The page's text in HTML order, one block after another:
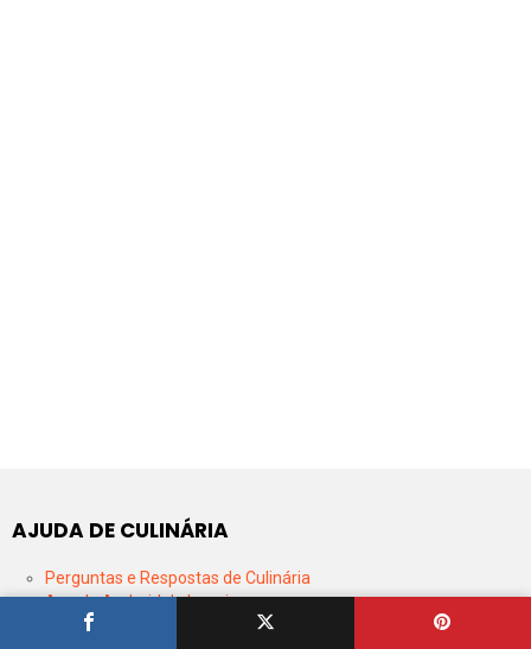
AJUDA DE CULINÁRIA
Perguntas e Respostas de Culinária
App de Android do Iguaria
Dicionário de Culinária Portuguesa